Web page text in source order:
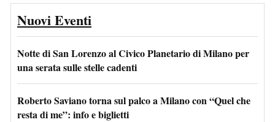
Nuovi Eventi
Notte di San Lorenzo al Civico Planetario di Milano per
una serata sulle stelle cadenti
Roberto Saviano torna sul palco a Milano con “Quel che
resta di me”: info e biglietti